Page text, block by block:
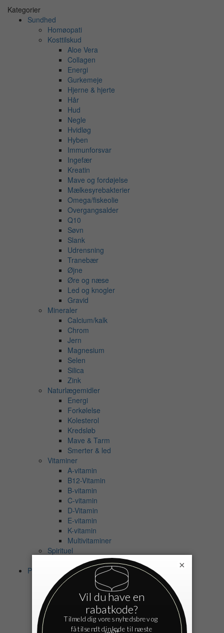
Kategorier
Sundhed
Homøopati
Kosttilskud
Aloe Vera
Collagen
Energi
Gurkemeje
Hjerne & hjerte
Hår
Hud
Negle
Hvidløg
Hyben
Immunforsvar
Ingefær
Kreatin
Mave og fordøjelse
Mælkesyrebakterier
Omega/fiskeolie
Overgangsalder
Q10
Søvn
Slank
Udrensning
Tranebær
Øjne
Øre og næse
Led og knogler
Gravid
Mineraler
Calcium/kalk
Chrom
Jern
Magnesium
Selen
Silica
Zink
Naturlægemidler
Energi
Forkølelse
Kolesterol
Kredsløb
Mave & Tarm
Smerter & led
Vitaminer
A-vitamin
B12-Vitamin
B-vitamin
C-vitamin
D-Vitamin
E-vitamin
K-vitamin
Multivitaminer
Spirituel
Eksamensangst
Personlig pleje
Bad
Shampoo
Balsam
Bodyshampoo
Badeolie
Badesalt
×